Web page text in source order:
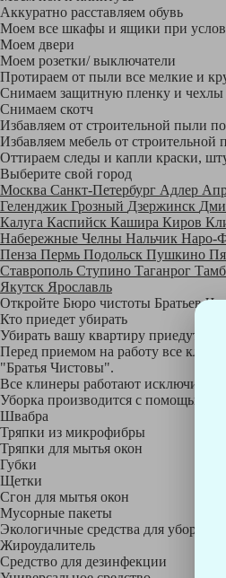
Аккуратно расставляем обувь
Моем все шкафы и ящики при
Моем двери
Моем розетки/ выключатели
Протираем от пыли все мелкие и
Снимаем защитную пленку и чехлы
Снимаем скотч
Избавляем от строительной пыли
Избавляем мебель от строительной
Оттираем следы и капли краски,
Выберите свой город
Москва Санкт-Петербург Адлер
Геленджик Грозный Дзержинск
Калуга Каспийск Кашира Киров
Набережные Челны Нальчик Наро-
Пенза Пермь Подольск Пушкино
Ставрополь Ступино Таганрог
Якутск Ярославль
Откройте Бюро чистоты Братьев
Кто приедет убирать
Убирать вашу квартиру приедут
Перед приемом на работу все
"Братья Чистовы".
Все клинеры работают
Уборка производится с помощью
Швабра
Тряпки из микрофибры
Тряпки для мытья окон
Губки
Щетки
Сгон для мытья окон
Мусорные пакеты
Экологичные средства для уборки
Жироудалитель
Средство для дезинфекции